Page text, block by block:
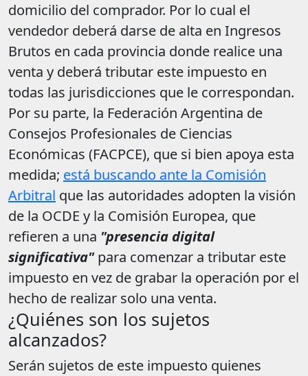
domicilio del comprador. Por lo cual el
vendedor deberá darse de alta en Ingresos
Brutos en cada provincia donde realice una
venta y deberá tributar este impuesto en
todas las jurisdicciones que le correspondan.
Por su parte, la Federación Argentina de
Consejos Profesionales de Ciencias
Económicas (FACPCE), que si bien apoya esta
medida; está buscando ante la Comisión
Arbitral que las autoridades adopten la visión
de la OCDE y la Comisión Europea, que
refieren a una "presencia digital
significativa"para comenzar a tributar este
impuesto en vez de grabar la operación por el
hecho de realizar solo una venta.
¿Quiénes son los sujetos
alcanzados?
Serán sujetos de este impuesto quienes